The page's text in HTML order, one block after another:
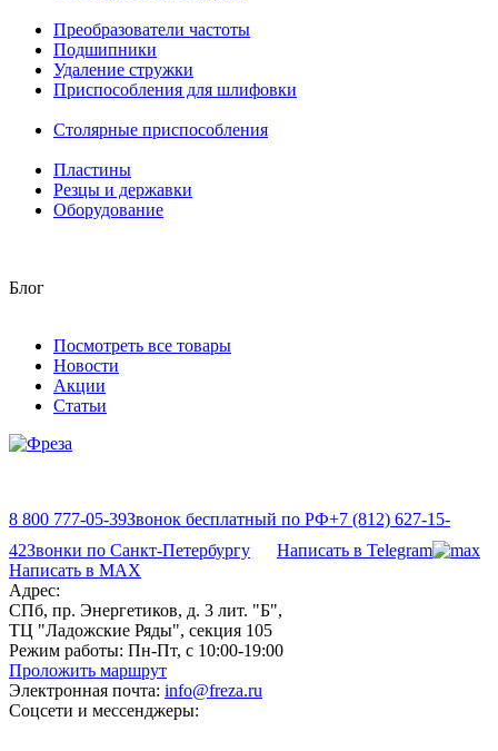
Преобразователи частоты
Подшипники
Удаление стружки
Приспособления для шлифовки
Столярные приспособления
Пластины
Резцы и державки
Оборудование
Блог
Посмотреть все товары
Новости
Акции
Статьи
8 800 777-05-39Звонок бесплатный по РФ+7 (812) 627-15-
42Звонки по Санкт-Петербургу
Написать в Telegram
Написать в MAX
Адрес:
СПб, пр. Энергетиков, д. 3 лит. "Б",
ТЦ "Ладожские Ряды", секция 105
Режим работы: Пн-Пт, с 10:00-19:00
Проложить маршрут
Электронная почта: info@freza.ru
Соцсети и мессенджеры: